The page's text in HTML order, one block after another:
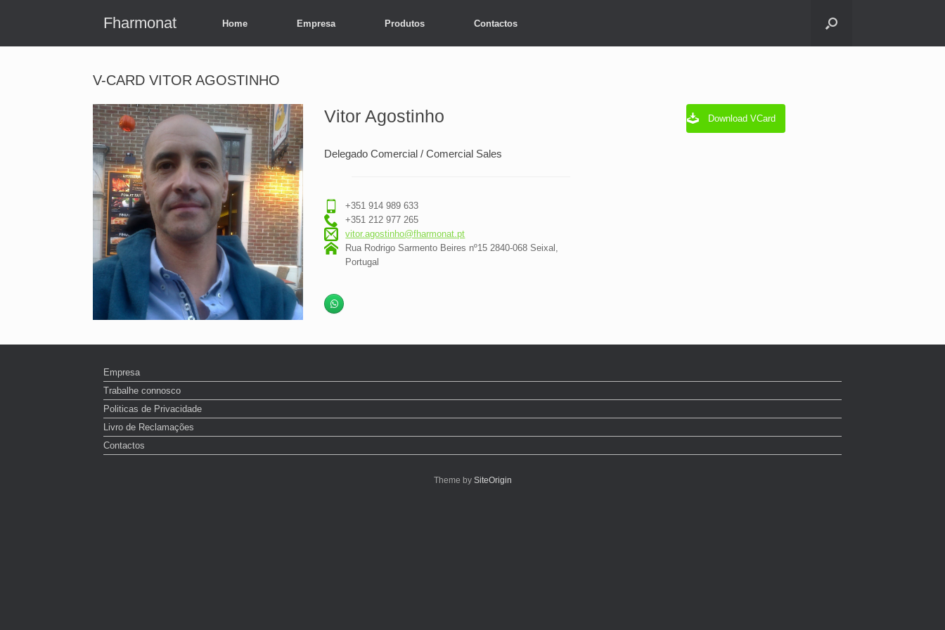
Fharmonat Home Empresa Produtos Contactos
V-CARD VITOR AGOSTINHO
Vitor Agostinho
Delegado Comercial / Comercial Sales
+351 914 989 633
+351 212 977 265
vitor.agostinho@fharmonat.pt
Rua Rodrigo Sarmento Beires nº15 2840-068 Seixal,
Portugal
Download VCard
Empresa
Trabalhe connosco
Politicas de Privacidade
Livro de Reclamações
Contactos
Theme by SiteOrigin